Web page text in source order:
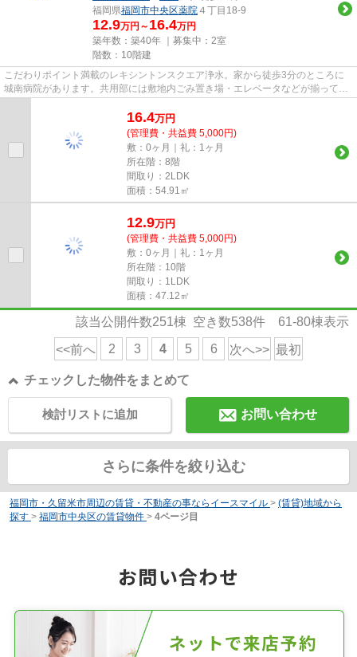
福岡県福岡市中央区薬院 ４丁目18-9
12.9万円～ 16.4万円
築年数：築40年 ｜募集中： 2室
階数：10階建
こだわりポイント満載のレキシントンスクエア浄水。家から徒歩3分のところに
城南病院があります。共用部には敷地内ごみ置き場・エレベータなどが揃ってお
ります。初期費用をカードでお...
16.4万円
(管理費・共益費 5,000円)
敷：0ヶ月｜礼：1ヶ月
所在階：8階
間取り：2LDK
面積：54.91㎡
12.9万円
(管理費・共益費 5,000円)
敷：0ヶ月｜礼：1ヶ月
所在階：10階
間取り：1LDK
面積：47.12㎡
該当公開件数251棟 空き数538件 61-80棟表示
<<前へ 2 3 4 5 6 次へ>> 最初
チェックした物件をまとめて
お問い合わせ
検討リストに追加
さらに条件を絞り込む
福岡市・久留米市周辺の賃貸・不動産の事ならイースマイル > (賃貸)地域から
探す > 福岡市中央区の賃貸物件 > 4ページ目
お問い合わせ
ネットで来店予約